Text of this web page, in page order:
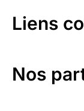
Liens
Nos